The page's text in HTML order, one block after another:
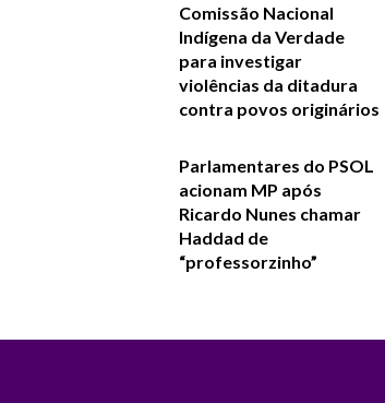
Comissão Nacional
Indígena da Verdade
para investigar
violências da ditadura
contra povos originários
Parlamentares do PSOL
acionam MP após
Ricardo Nunes chamar
Haddad de
“professorzinho”